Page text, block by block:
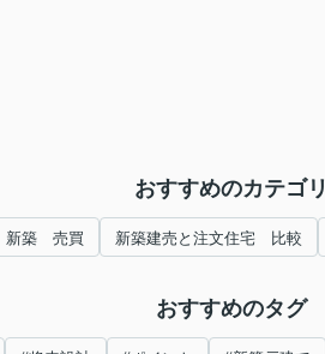
おすすめのカテゴリ
新築 売買 新築建売と注文住宅 比較
おすすめのタグ